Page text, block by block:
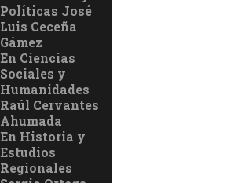
Políticas José
Luis Ceceña
Gámez
En Ciencias
Sociales y
Humanidades
Raúl Cervantes
Ahumada
En Historia y
Estudios
Regionales